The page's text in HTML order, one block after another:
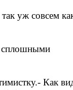
уж совсем
сплошными
Как